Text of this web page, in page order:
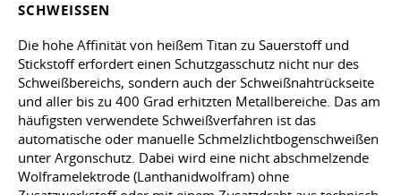
SCHWEISSEN
Die hohe Affinität von heißem Titan zu Sauerstoff und
Stickstoff erfordert einen Schutzgasschutz nicht nur des
Schweißbereichs, sondern auch der Schweißnahtrückseite
und aller bis zu 400 Grad erhitzten Metallbereiche. Das am
häufigsten verwendete Schweißverfahren ist das
automatische oder manuelle Schmelzlichtbogenschweißen
unter Argonschutz. Dabei wird eine nicht abschmelzende
Wolframelektrode (Lanthanidwolfram) ohne